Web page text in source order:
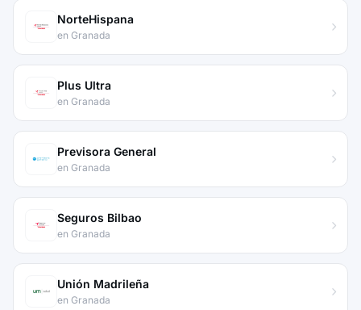
NorteHispana
en Granada
Plus Ultra
en Granada
Previsora General
en Granada
Seguros Bilbao
en Granada
Unión Madrileña
en Granada